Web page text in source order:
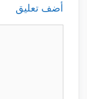
أضف تعليق